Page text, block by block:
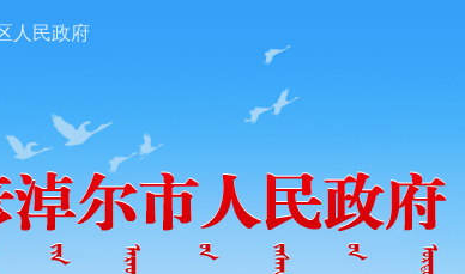
人民政府